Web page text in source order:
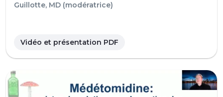
Guillotte, MD (modératrice)
Vidéo et présentation PDF